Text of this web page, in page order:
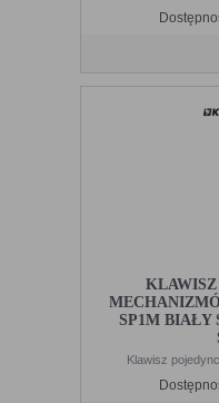
KLAWISZ
SP1M BIAŁY
Klawisz